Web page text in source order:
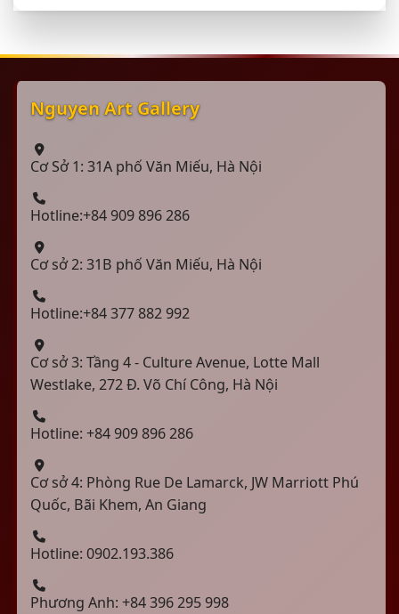
Nguyen Art Gallery
Cơ Sở 1: 31A phố Văn Miếu, Hà Nội
Hotline:+84 909 896 286
Cơ sở 2: 31B phố Văn Miếu, Hà Nội
Hotline:+84 377 882 992
Cơ sở 3: Tầng 4 - Culture Avenue, Lotte Mall
Westlake, 272 Đ. Võ Chí Công, Hà Nội
Hotline: +84 909 896 286
Cơ sở 4: Phòng Rue De Lamarck, JW Marriott Phú
Quốc, Bãi Khem, An Giang
Hotline: 0902.193.386
Phương Anh: +84 396 295 998